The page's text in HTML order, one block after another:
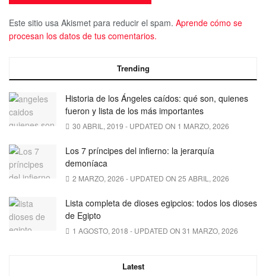
Este sitio usa Akismet para reducir el spam. Aprende cómo se
procesan los datos de tus comentarios.
Trending
Historia de los Ángeles caídos: qué son, quienes
fueron y lista de los más importantes
30 ABRIL, 2019 - UPDATED ON 1 MARZO, 2026
Los 7 príncipes del infierno: la jerarquía
demoníaca
2 MARZO, 2026 - UPDATED ON 25 ABRIL, 2026
Lista completa de dioses egipcios: todos los dioses
de Egipto
1 AGOSTO, 2018 - UPDATED ON 31 MARZO, 2026
Latest